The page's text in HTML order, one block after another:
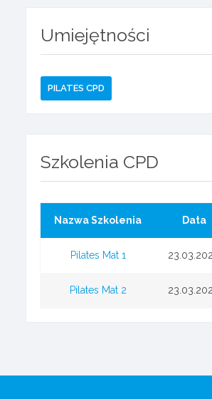
Umiejętności
PILATES CPD
Szkolenia CPD
Nazwa Szkolenia Data
Pilates Mat 1
Pilates Mat 2